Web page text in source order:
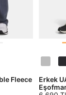
Fleece
Erkek